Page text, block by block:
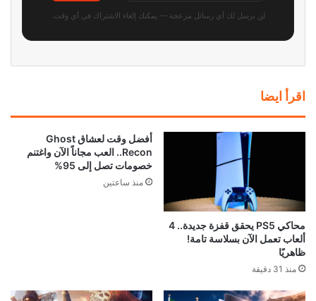
لن نرسل لك أي رسائل مزعجة — يمكنك إلغاء الاشتراك في أي وقت.
اقرأ ايضا
محاكي PS5 يحقق قفزة جديدة.. 4
ألعاب تعمل الآن بسلاسة تامة!
ظاهريًا
منذ 31 دقيقة
أفضل وقت لعشاق Ghost
Recon.. العب مجاناً الآن واغتنم
خصومات تصل إلى 95%
منذ ساعتين